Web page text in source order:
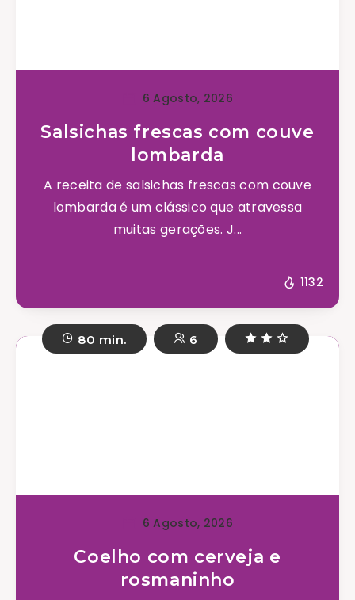
6 Agosto, 2026
Salsichas frescas com couve
lombarda
A receita de salsichas frescas com couve
lombarda é um clássico que atravessa
muitas gerações. J...
1132
80 min. 6
6 Agosto, 2026
Coelho com cerveja e
rosmaninho